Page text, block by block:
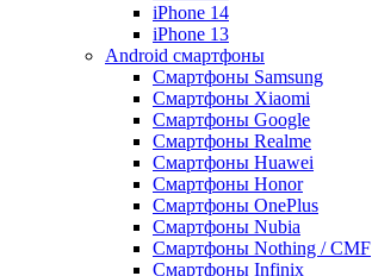
iPhone 14
iPhone 13
Android cмартфоны
Смартфоны Samsung
Смартфоны Xiaomi
Смартфоны Google
Смартфоны Realme
Смартфоны Huawei
Смартфоны Honor
Смартфоны OnePlus
Смартфоны Nubia
Смартфоны Nothing / CMF
Смартфоны Infinix